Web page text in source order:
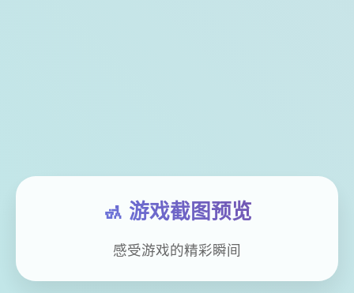
🚮 游戏截图预览
感受游戏的精彩瞬间